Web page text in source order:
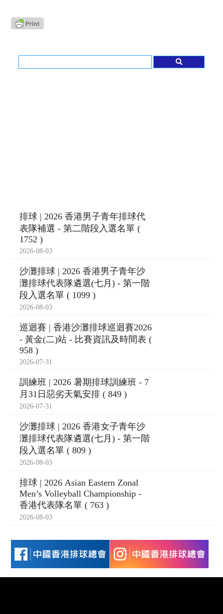
排球 | 2026 香港男子青年排球代
表隊補選 - 第二階段入選名單 (
1752 )
2026-08-03
沙灘排球 | 2026 香港男子青年沙
灘排球代表隊遴選(七月) - 第一階
段入選名單 ( 1099 )
2026-08-03
巡迴賽 | 香港沙灘排球巡迴賽2026
- 黃金(二)站 - 比賽資訊及時間表 (
958 )
2026-07-31
訓練班 | 2026 暑期排球訓練班 - 7
月31日惡劣天氣安排 ( 849 )
2026-07-31
沙灘排球 | 2026 香港女子青年沙
灘排球代表隊遴選(七月) - 第一階
段入選名單 ( 809 )
2026-08-03
排球 | 2026 Asian Eastern Zonal
Men’s Volleyball Championship -
香港代表隊名單 ( 763 )
2026-08-03